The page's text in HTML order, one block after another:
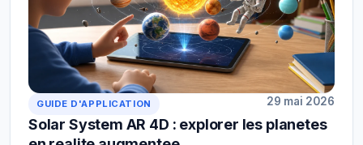
GUIDE D'APPLICATION 29 mai 2026
Solar System AR 4D : explorer les planetes